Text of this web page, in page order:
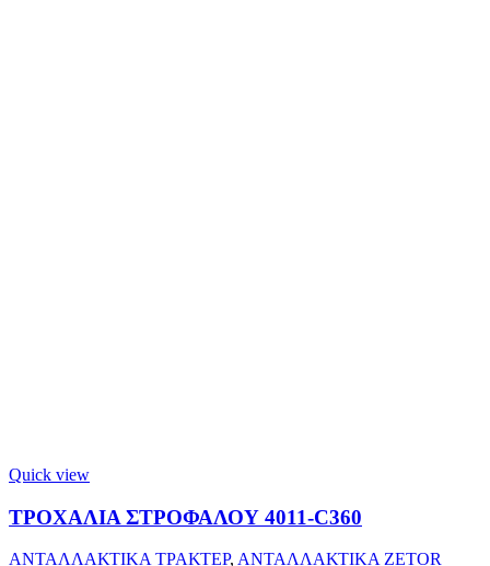
Quick view
ΤΡΟΧΑΛΙΑ ΣΤΡΟΦΑΛΟΥ 4011-C360
ΑΝΤΑΛΛΑΚΤΙΚΑ ΤΡΑΚΤΕΡ, ΑΝΤΑΛΛΑΚΤΙΚΑ ZETOR